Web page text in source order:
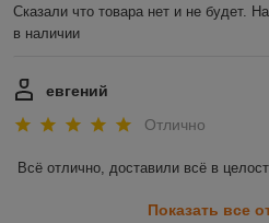
Сказали что товара нет и не будет.
в наличии
евгений
Отлично
Всё отлично, доставили всё в
Показать все